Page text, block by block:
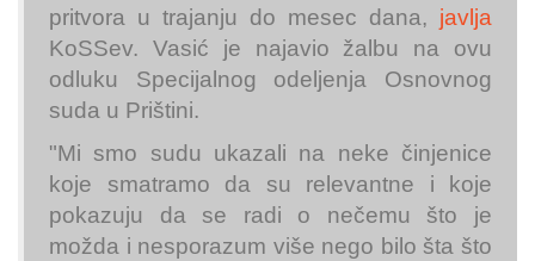
pritvora u trajanju do mesec dana, javlja
KoSSev. Vasić je najavio žalbu na ovu
odluku Specijalnog odeljenja Osnovnog
suda u Prištini.
"Mi smo sudu ukazali na neke činjenice
koje smatramo da su relevantne i koje
pokazuju da se radi o nečemu što je
možda i nesporazum više nego bilo šta što